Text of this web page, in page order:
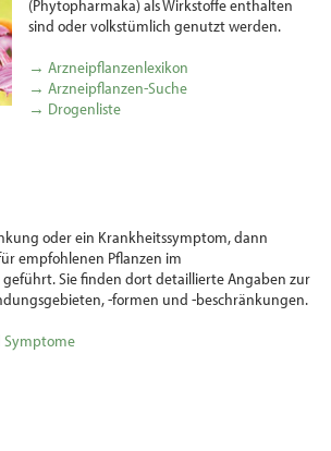
(Phytopharmaka) als Wirkstoffe enthalten
sind oder volks­tümlich genutzt werden.
→ Arzneipflanzenlexikon
→ Arzneipflanzen-Suche
→ Drogenliste
oder ein Krankheitssymptom, dann
empfohlenen Pflanzen im
Sie finden dort detaillierte Angaben zur
-formen und -beschränkungen.